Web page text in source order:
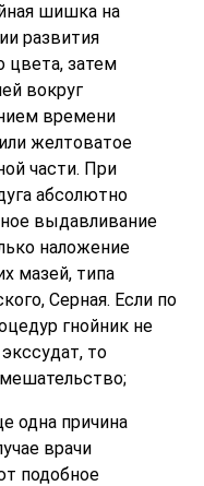
шишка на
развития
цвета, затем
вокруг
времени
желтоватое
части. При
абсолютно
выдавливание
наложение
мазей, типа
Серная. Если по
гнойник не
то
одна причина
врачи
подобное